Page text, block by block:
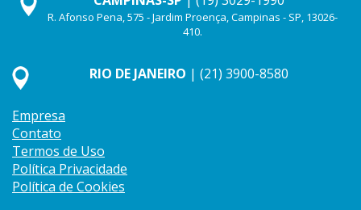
R. Afonso Pena, 575 - Jardim Proença, Campinas - SP, 13026-
410.
RIO DE JANEIRO | (21) 3900-8580
Empresa
Contato
Termos de Uso
Política Privacidade
Política de Cookies